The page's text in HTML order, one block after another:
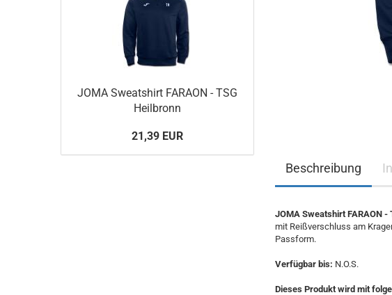
Beschreibung
JOMA Sweatshirt FARAON
mit Reißverschluss am
Passform.
Verfügbar bis: N.O.S.
Dieses Produkt wird mit
JOMA Sweatshirt FARAON - TSG
Heilbronn
21,39 EUR